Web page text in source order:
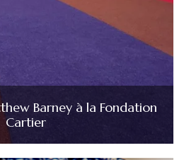
Barney à la Fondation
Cartier